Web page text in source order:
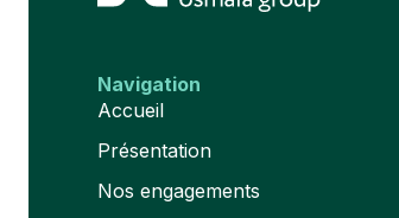
Navigation
Accueil
Présentation
Nos engagements